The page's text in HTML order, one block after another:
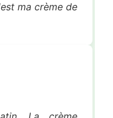
ma crème de